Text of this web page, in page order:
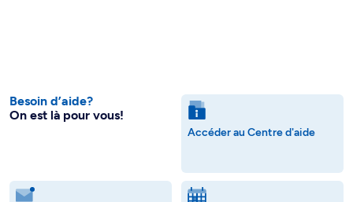
Besoin d’aide?
On est là pour vous!
Accéder au Centre d'aide